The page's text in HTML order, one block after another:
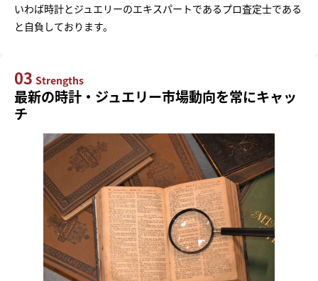
いわば時計とジュエリーのエキスパートであるプロ査定士である
と自負しております。
03 Strengths
最新の時計・ジュエリー市場動向を常にキャッ
チ